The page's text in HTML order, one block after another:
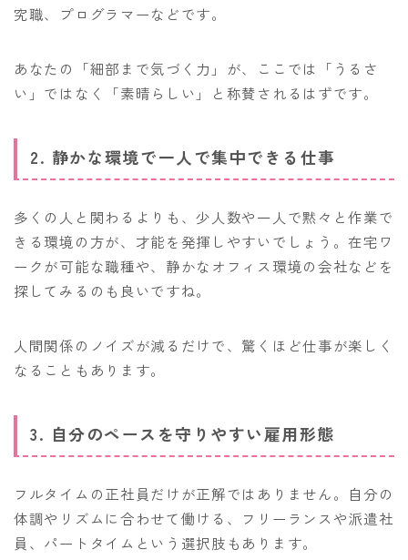
究職、プログラマーなどです。
あなたの「細部まで気づく力」が、ここでは「うるさ
い」ではなく「素晴らしい」と称賛されるはずです。
2. 静かな環境で一人で集中できる仕事
多くの人と関わるよりも、少人数や一人で黙々と作業で
きる環境の方が、才能を発揮しやすいでしょう。在宅ワ
ークが可能な職種や、静かなオフィス環境の会社などを
探してみるのも良いですね。
人間関係のノイズが減るだけで、驚くほど仕事が楽しく
なることもあります。
3. 自分のペースを守りやすい雇用形態
フルタイムの正社員だけが正解ではありません。自分の
体調やリズムに合わせて働ける、フリーランスや派遣社
員、パートタイムという選択肢もあります。